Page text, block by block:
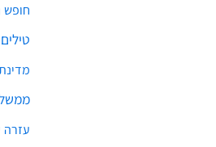
חופש
טילים
עזרה